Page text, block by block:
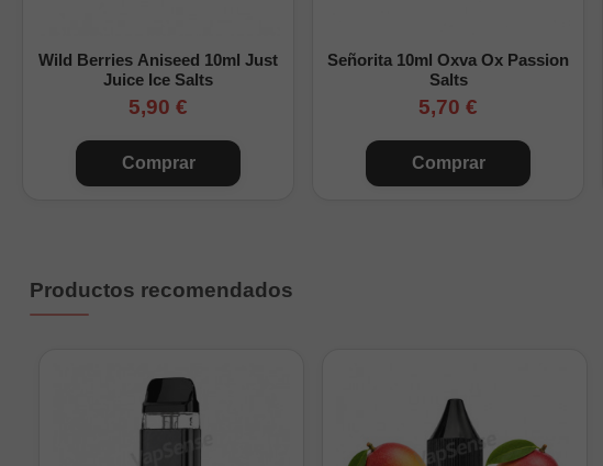
Tecnología SSS destinada a
El cartucho completo se sustituye
Contenido del pack
Wild Berries Aniseed 10ml Just
Juice Ice Salts
5,90 €
Comprar
Señorita 10ml Oxva Ox Passion
Salts
5,70 €
Comprar
Productos recomendados